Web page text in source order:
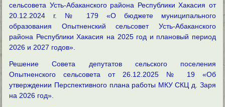
сельсовета Усть-Абаканского района Республики Хакасия от
20.12.2024 г. № 179 «О бюджете муниципального
образования Опытненский сельсовет Усть-Абаканского
района Республики Хакасия на 2025 год и плановый период
2026 и 2027 годов».
Решение Совета депутатов сельского поселения
Опытненского сельсовета от 26.12.2025 № 19 «Об
утверждении Перспективного плана работы МКУ СКЦ д. Заря
на 2026 год».